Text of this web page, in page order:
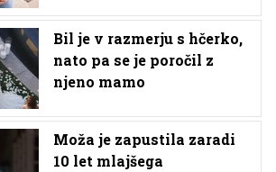
Bil je v razmerju s hčerko,
nato pa se je poročil z
njeno mamo
Moža je zapustila zaradi
10 let mlajšega